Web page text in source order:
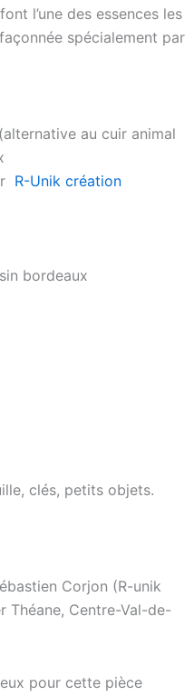
l’une des essences les
spécialement par
au cuir animal
R-Unik création
bordeaux
clés, petits objets.
Corjon (R-unik
Théane, Centre-Val-de-
pour cette pièce